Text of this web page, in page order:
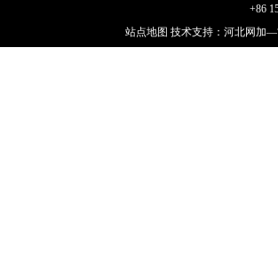
+86
站点地图 技术支持： 河北网加—